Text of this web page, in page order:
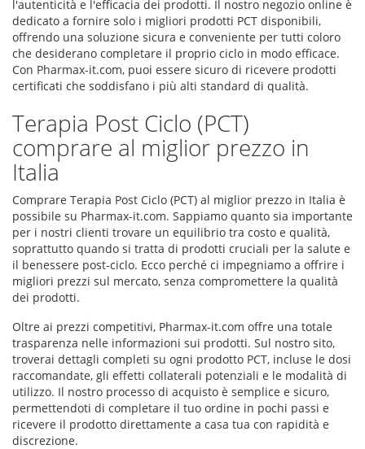
l'autenticità e l'efficacia dei prodotti. Il nostro negozio online è
dedicato a fornire solo i migliori prodotti PCT disponibili,
offrendo una soluzione sicura e conveniente per tutti coloro
che desiderano completare il proprio ciclo in modo efficace.
Con Pharmax-it.com, puoi essere sicuro di ricevere prodotti
certificati che soddisfano i più alti standard di qualità.
Terapia Post Ciclo (PCT)
comprare al miglior prezzo in
Italia
Comprare Terapia Post Ciclo (PCT) al miglior prezzo in Italia è
possibile su Pharmax-it.com. Sappiamo quanto sia importante
per i nostri clienti trovare un equilibrio tra costo e qualità,
soprattutto quando si tratta di prodotti cruciali per la salute e
il benessere post-ciclo. Ecco perché ci impegniamo a offrire i
migliori prezzi sul mercato, senza compromettere la qualità
dei prodotti.
Oltre ai prezzi competitivi, Pharmax-it.com offre una totale
trasparenza nelle informazioni sui prodotti. Sul nostro sito,
troverai dettagli completi su ogni prodotto PCT, incluse le dosi
raccomandate, gli effetti collaterali potenziali e le modalità di
utilizzo. Il nostro processo di acquisto è semplice e sicuro,
permettendoti di completare il tuo ordine in pochi passi e
ricevere il prodotto direttamente a casa tua con rapidità e
discrezione.